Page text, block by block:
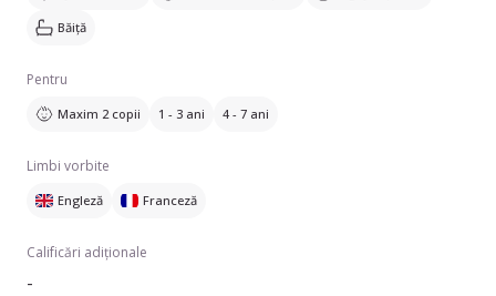
Băiță
Pentru
Maxim 2 copii 1 - 3 ani 4 - 7 ani
Limbi vorbite
Engleză Franceză
Calificări adiționale
-